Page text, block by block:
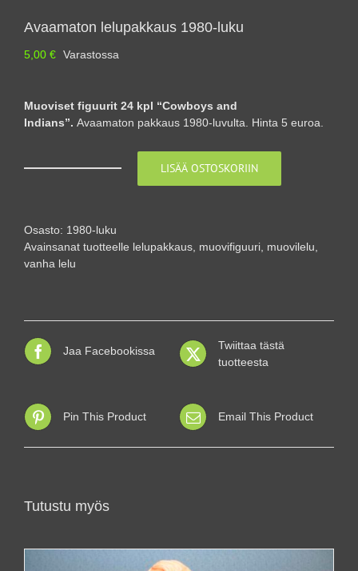
Avaamaton lelupakkaus 1980-luku
5,00 € Varastossa
Muoviset figuurit 24 kpl “Cowboys and
Indians”. Avaamaton pakkaus 1980-luvulta. Hinta 5 euroa.
luku
määrä
LISÄÄ OSTOSKORIIN
Osasto: 1980-luku
Avainsanat tuotteelle lelupakkaus muovifiguuri muovilelu
vanha lelu
Jaa Facebookissa
Twiittaa tästä
tuotteesta
Pin This Product Email This Product
Tutustu myös